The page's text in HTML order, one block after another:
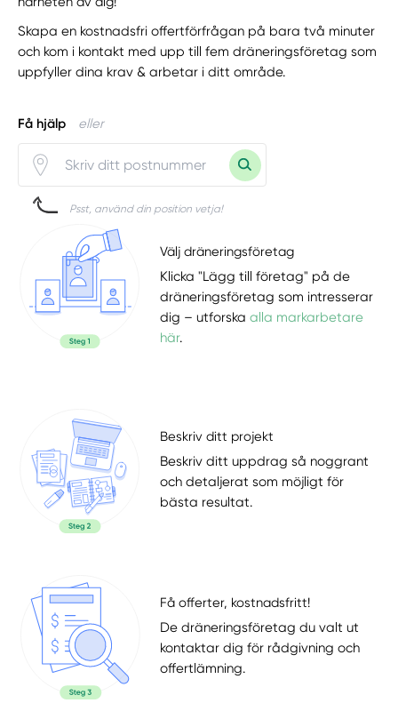
Skapa en kostnadsfri offertförfrågan på bara två minuter
och kom i kontakt med upp till fem dräneringsföretag som
uppfyller dina krav & arbetar i ditt område.
Få hjälp eller
Psst, använd din position vetja!
Välj dräneringsföretag
Klicka "Lägg till företag" på de
dräneringsföretag som intresserar
dig – utforskaalla markarbetare
här.
Beskriv ditt projekt
Beskriv ditt uppdrag så noggrant
och detaljerat som möjligt för
bästa resultat.
Få offerter, kostnadsfritt!
De dräneringsföretag du valt ut
kontaktar dig för rådgivning och
offertlämning.